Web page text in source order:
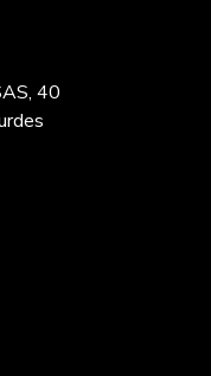
40